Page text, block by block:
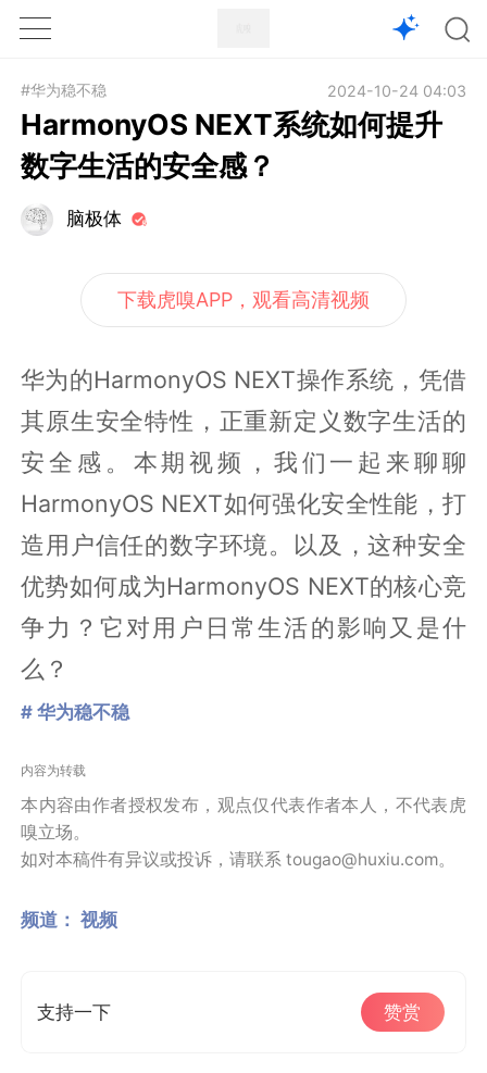
1X
#华为稳不稳 2024-10-24 04:03
HarmonyOS NEXT系统如何提升
数字生活的安全感？
脑极体
下载虎嗅APP，观看高清视频
华为的HarmonyOS NEXT操作系统，凭借
其原生安全特性，正重新定义数字生活的
安全感。本期视频，我们一起来聊聊
HarmonyOS NEXT如何强化安全性能，打
造用户信任的数字环境。以及，这种安全
优势如何成为HarmonyOS NEXT的核心竞
争力？它对用户日常生活的影响又是什
么？
# 华为稳不稳
内容为转载
本内容由作者授权发布，观点仅代表作者本人，不代表虎
嗅立场。
如对本稿件有异议或投诉，请联系 tougao@huxiu.com。
频道： 视频
支持一下 赞赏